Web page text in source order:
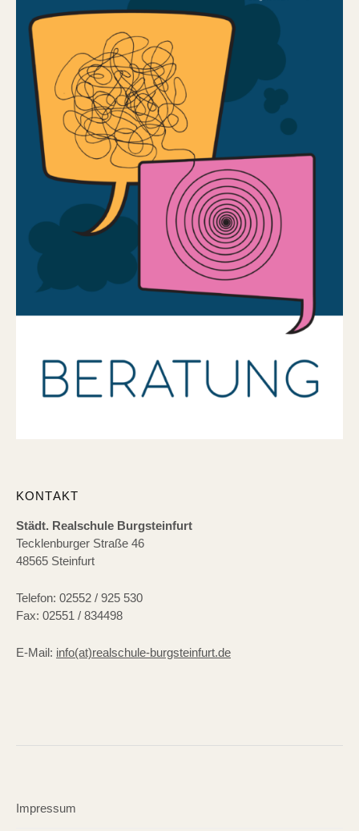
KONTAKT
Städt. Realschule Burgsteinfurt
Tecklenburger Straße 46
48565 Steinfurt
Telefon: 02552 / 925 530
Fax: 02551 / 834498
E-Mail: info(at)realschule-burgsteinfurt.de
Impressum